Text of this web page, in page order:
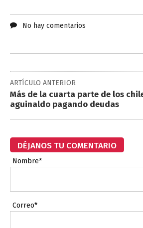
No hay comentarios
ARTÍCULO ANTERIOR
Más de la cuarta parte de los
aguinaldo pagando deudas
DÉJANOS TU COMENTARIO
Nombre*
Correo*